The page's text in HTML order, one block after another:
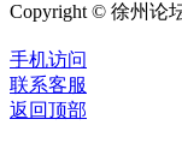
Copyright © 徐州论
手机访问
联系客服
返回顶部